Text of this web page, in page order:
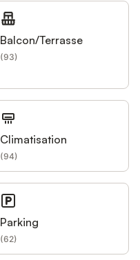
Balcon/Terrasse
(93)
Climatisation
(94)
Parking
(62)